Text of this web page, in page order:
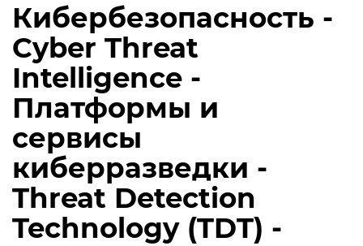
Кибербезопасность -
Cyber Threat
Intelligence -
Платформы и
сервисы
киберразведки -
Threat Detection
Technology (TDT) -